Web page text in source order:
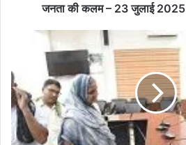
जनता की कलम – 23 जुलाई
की
नियुक्ति
व
कैथ
लैब